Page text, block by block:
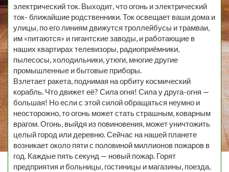
электрический ток. Выходит, что огонь и электрический
ток- ближайшие родственники. Ток освещает ваши дома и
улицы, по его линиям движутся троллейбусы и трамваи,
им «питаются» и гигантские заводы, и работающие в
наших квартирах телевизоры, радиоприёмники,
пылесосы, холодильники, утюги, многие другие
промышленные и бытовые приборы.
Взлетает ракета, поднимая на орбиту космический
корабль. Что движет её? Сила огня! Сила у друга-огня —
большая! Но если с этой силой обращаться неумно и
неосторожно, то огонь может стать страшным, коварным
врагом. Огонь, выйдя из повиновения, может уничтожить
целый город или деревню. Сейчас на нашей планете
возникает около пяти с половиной миллионов пожаров в
год. Каждые пять секунд — новый пожар. Горят
предприятия и больницы, гостиницы и магазины, поезда,